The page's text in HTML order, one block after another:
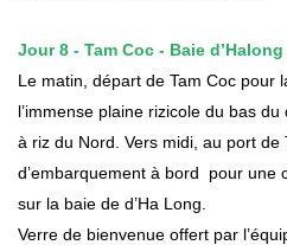
Jour 8 - Tam Coc - Baie d’Halong
Le matin, départ de Tam Coc pour
l’immense plaine rizicole du bas
à riz du Nord. Vers midi, au port de
d’embarquement à bord pour une
sur la baie de d’Ha Long.
Verre de bienvenue offert par